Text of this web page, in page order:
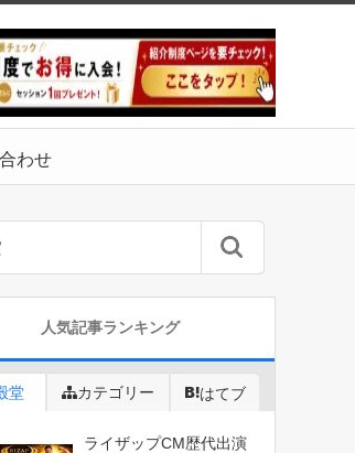
わせ
人気記事ランキング
堂 カテゴリー はてブ
ライザップCM歴代出演